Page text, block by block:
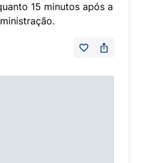
15 minutos após a